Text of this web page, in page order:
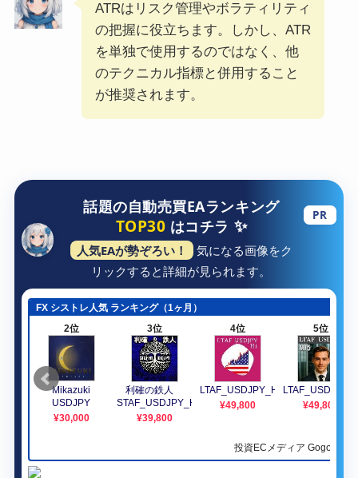
ATRはリスク管理やボラティリティ
の把握に役立ちます。しかし、ATR
を単独で使用するのではなく、他
のテクニカル指標と併用すること
が推奨されます。
話題の自動売買EAランキング
TOP30 はコチラ ✨
人気EAが勢ぞろい！
気になる画像をク
リックすると詳細が見られます。
PR